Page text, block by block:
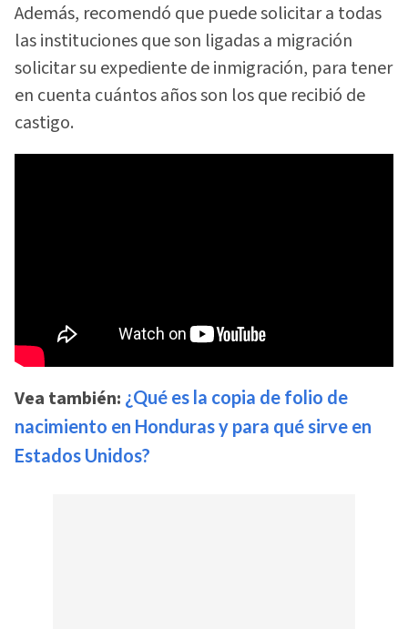
Además, recomendó que puede solicitar a todas
las instituciones que son ligadas a migración
solicitar su expediente de inmigración, para tener
en cuenta cuántos años son los que recibió de
castigo.
Vea también: ¿Qué es la copia de folio de
nacimiento en Honduras y para qué sirve en
Estados Unidos?